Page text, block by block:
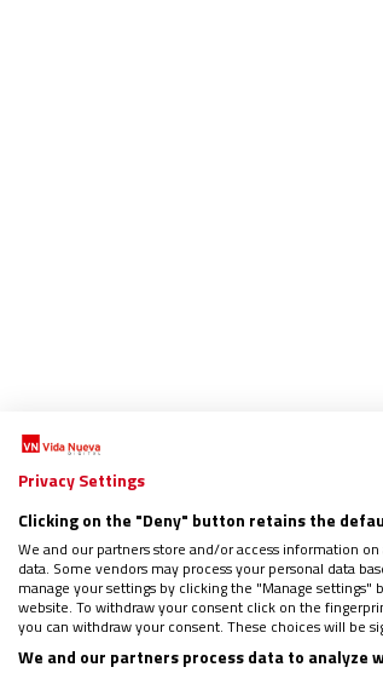
Privacy Settings
Clicking on the "Deny" button retains the
We and our partners store and/or access information
data. Some vendors may process your personal data
manage your settings by clicking the "Manage
website. To withdraw your consent click on the
you can withdraw your consent. These choices will be
We and our partners process data to